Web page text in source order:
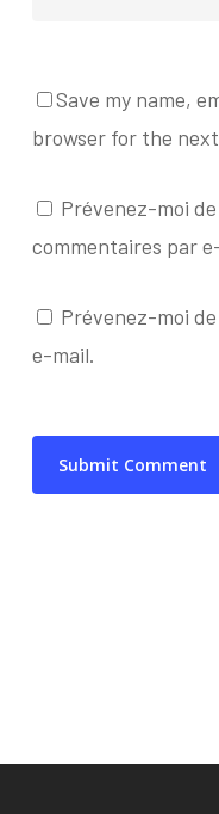
Save my name,
browser for the
Prévenez-moi
commentaires par
Prévenez-moi
e-mail.